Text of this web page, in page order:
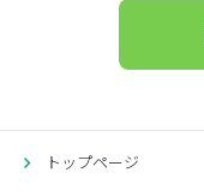
トップページ